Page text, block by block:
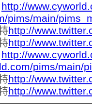
http://
pims/main/
http://
http://
http://
pims/main/
http://
http://